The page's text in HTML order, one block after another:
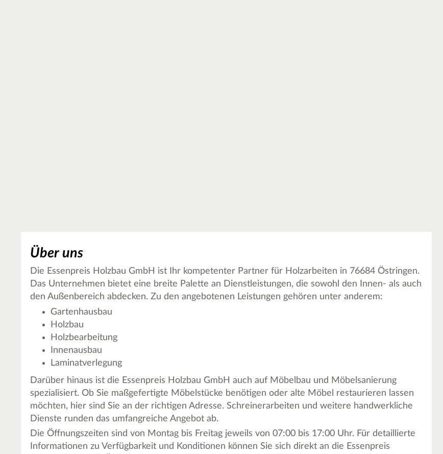
Über uns
Die Essenpreis Holzbau GmbH ist Ihr kompetenter Partner für Holzarbeiten in 76684 Östringen.
Das Unternehmen bietet eine breite Palette an Dienstleistungen, die sowohl den Innen- als auch
den Außenbereich abdecken. Zu den angebotenen Leistungen gehören unter anderem:
Gartenhausbau
Holzbau
Holzbearbeitung
Innenausbau
Laminatverlegung
Darüber hinaus ist die Essenpreis Holzbau GmbH auch auf Möbelbau und Möbelsanierung
spezialisiert. Ob Sie maßgefertigte Möbelstücke benötigen oder alte Möbel restaurieren lassen
möchten, hier sind Sie an der richtigen Adresse. Schreinerarbeiten und weitere handwerkliche
Dienste runden das umfangreiche Angebot ab.
Die Öffnungszeiten sind von Montag bis Freitag jeweils von 07:00 bis 17:00 Uhr. Für detaillierte
Informationen zu Verfügbarkeit und Konditionen können Sie sich direkt an die Essenpreis